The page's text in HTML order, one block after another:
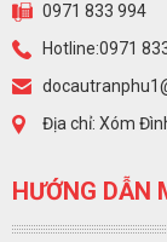
0971 833 994
Hotline:0971
Địa chỉ: Xóm
HƯỚNG DẪN